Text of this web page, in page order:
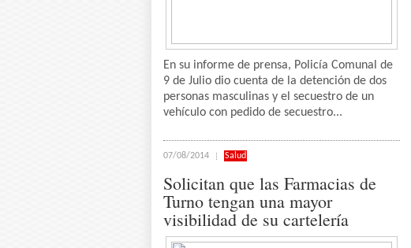
En su informe de prensa, Policía Comunal de
9 de Julio dio cuenta de la detención de dos
personas masculinas y el secuestro de un
vehículo con pedido de secuestro...
07/08/2014 Salud
Solicitan que las Farmacias de
Turno tengan una mayor
visibilidad de su cartelería